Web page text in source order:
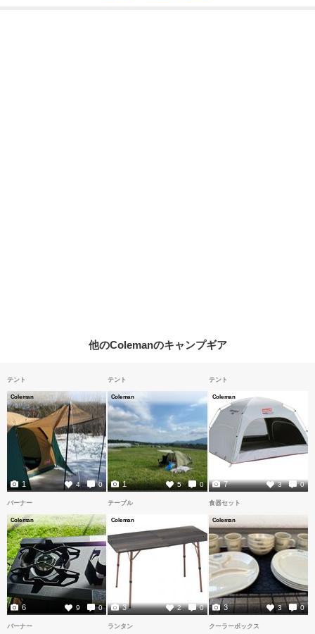
他のColemanのキャンプギア
テント
Coleman
4 0
1
テント
Coleman
5 0
1
テント
Coleman
3 0
7
バーナー
Coleman
9 0
6
テーブル
Coleman
2 0
3
食器セット
Coleman
3 0
3
バーナー ランタン クーラーボックス